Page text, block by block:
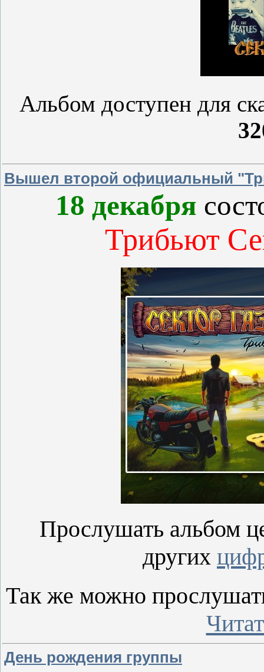
Альбом доступен для
Вышел второй официальный
18 декабря
Трибьют
Прослушать альбом
других
Так же можно
День рождения группы